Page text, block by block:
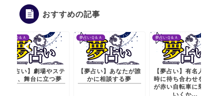
おすすめの記事
夢占いＱ＆Ａ
【夢占い】あなたが誰
かに相談する夢
夢占いＱ＆Ａ
【夢占い】有名人と５
時に待ち合わせをする
夢占いＱ＆Ａ
【夢占い】劇場や
ージ、舞台に立つ